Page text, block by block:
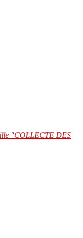
"COLLECTE DES